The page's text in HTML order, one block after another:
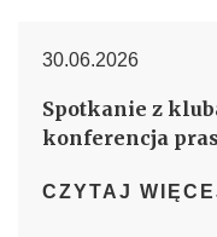
30.06.2026
Spotkanie z
konferencja
CZYTAJ